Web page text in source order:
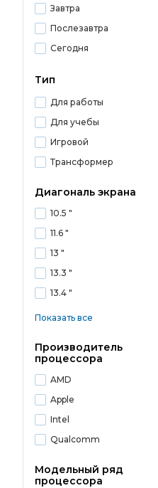
Завтра
Послезавтра
Сегодня
Тип
Для работы
Для учебы
Игровой
Трансформер
Диагональ экрана
10.5 "
11.6 "
13 "
13.3 "
13.4 "
Показать все
Производитель
процессора
AMD
Apple
Intel
Qualcomm
Модельный ряд
процессора